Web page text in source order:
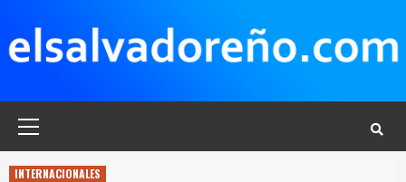
contenido
INTERNACIONALES